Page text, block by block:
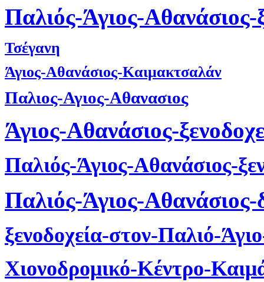
Παλιός-Άγιος-Αθανάσιος-
Τσέγανη
Άγιος-Αθανάσιος-Καιμακτσαλάν
Παλιος-Αγιος-Αθανασιος
Άγιος-Αθανάσιος-
Παλιός-Άγιος-Αθανάσιος-
Παλιός-Άγιος-
ξενοδοχεία-στον-Παλιό-
Χιονοδρομικό-Κέντρο-